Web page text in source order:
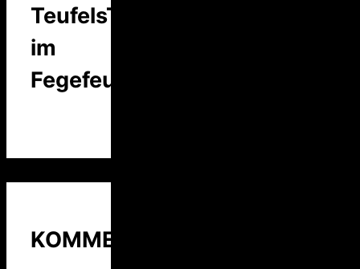
TeufelsTalk
im
Fegefeuer
KOMMENTARE